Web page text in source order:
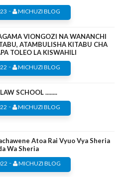
- MICHUZI BLOG
VIONGOZI NA WANANCHI
ATAMBULISHA KITABU CHA
TOLEO LA KISWAHILI
- MICHUZI BLOG
SCHOOL ........
- MICHUZI BLOG
Atoa Rai Vyuo Vya Sheria
Wa Sheria
- MICHUZI BLOG